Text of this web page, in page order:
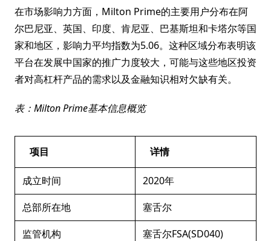
在市场影响力方面，Milton Prime的主要用户分布在阿
尔巴尼亚、英国、印度、肯尼亚、巴基斯坦和卡塔尔等国
家和地区，影响力平均指数为5.06。这种区域分布表明该
平台在发展中国家的推广力度较大，可能与这些地区投资
者对高杠杆产品的需求以及金融知识相对欠缺有关。
表：Milton Prime基本信息概览
项目 详情
成立时间
2020年
总部所在地
塞舌尔
监管机构
塞舌尔FSA(SD040)